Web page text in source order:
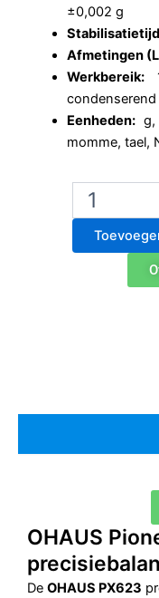
±0,002 g
Afmetingen
Werkbereik:
condenserend
Eenheden:g,
momme, tael,
Ohaus
PX623
aantal
OHAUS
De OHAUS PX623